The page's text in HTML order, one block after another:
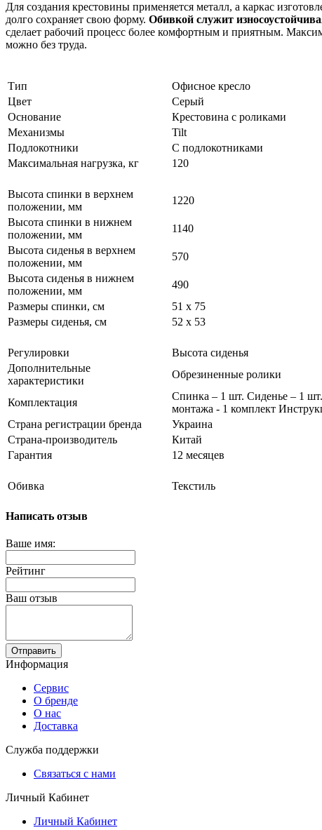
Для создания крестовины применяется металл, а каркас
долго сохраняет свою форму. Обивкой служит
сделает рабочий процесс более комфортным и приятным.
можно без труда.
Тип
Офисное кресло
Цвет
Серый
Основание
Крестовина с роликами
Механизмы
Tilt
Подлокотники
С подлокотниками
Максимальная нагрузка, кг
120
Высота спинки в верхнем
положении, мм
1220
Высота спинки в нижнем
положении, мм
1140
Высота сиденья в верхнем
положении, мм
570
Высота сиденья в нижнем
положении, мм
490
Размеры спинки, см
51 x 75
Размеры сиденья, см
52 x 53
Регулировки
Высота сиденья
Дополнительные
характеристики
Обрезиненные ролики
Комплектация
Спинка – 1 шт. Сиденье – 1
монтажа - 1 комплект
Страна регистрации бренда
Украина
Страна-производитель
Китай
Гарантия
12 месяцев
Обивка
Текстиль
Написать отзыв
Ваше имя:
Рейтинг
Ваш отзыв
Отправить
Информация
Сервис
О бренде
О нас
Доставка
Служба поддержки
Связаться с нами
Личный Кабинет
Личный Кабинет